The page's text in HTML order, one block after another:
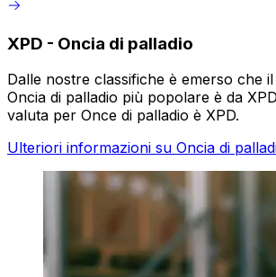
XPD - Oncia di palladio
Dalle nostre classifiche è emerso che
Oncia di palladio più popolare è da
valuta per Once di palladio è XPD.
Ulteriori informazioni su Oncia di